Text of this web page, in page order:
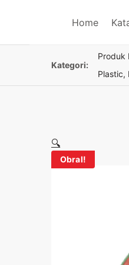
Home
Kategori:
Produk
Plastic,
🔍
🔍Obral!